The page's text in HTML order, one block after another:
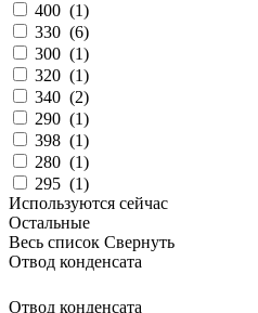
400 (1)
330 (6)
300 (1)
320 (1)
340 (2)
290 (1)
398 (1)
280 (1)
295 (1)
Используются сейчас
Остальные
Весь список Свернуть
Отвод конденсата
Отвод конденсата